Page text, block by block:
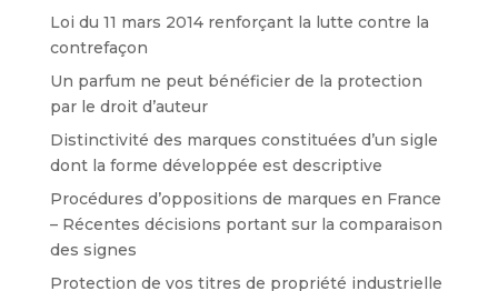
Loi du 11 mars 2014 renforçant la lutte contre la
contrefaçon
Un parfum ne peut bénéficier de la protection
par le droit d’auteur
Distinctivité des marques constituées d’un sigle
dont la forme développée est descriptive
Procédures d’oppositions de marques en France
– Récentes décisions portant sur la comparaison
des signes
Protection de vos titres de propriété industrielle